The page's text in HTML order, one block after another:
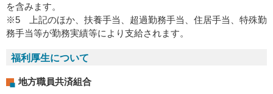
を含みます。
※5 上記のほか、扶養手当、超過勤務手当、住居手当、特殊勤
務手当等が勤務実績等により支給されます。
福利厚生について
地方職員共済組合